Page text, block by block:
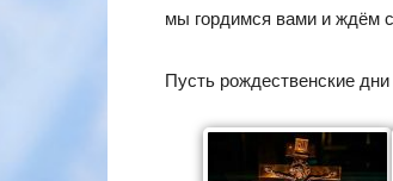
мы гордимся вами и ждём
Пусть рождественские